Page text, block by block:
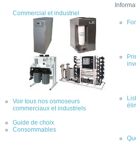
Commercial et industriel
Voir tous nos osmoseurs
commerciaux et industriels
Guide de choix
Consommables